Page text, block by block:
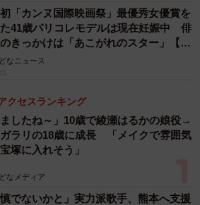
見ていく必要があろう。
「カンヌ国際映画祭」最優秀女優賞を
41歳パリコレモデルは現在妊娠中 俳
きっかけは「あこがれのスター」【徹
】
なニュース
クセスランキング
ましたね～」10歳で綾瀬はるかの娘役→
ラリの18歳に成長 「メイクで雰囲気
塚に入れそう」
なメディア
慎でないかと」実力派歌手、熊本へ支援